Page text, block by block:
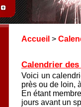
Accueil >
Calendrier
Voici un
près ou de loin,
En étant
jours avant un